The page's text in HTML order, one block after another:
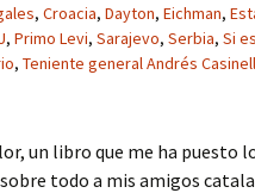
, Croacia, Dayton, Eichman,
, Primo Levi, Sarajevo, Serbia, Si
, Teniente general Andrés
un libro que me ha puesto
todo a mis amigos